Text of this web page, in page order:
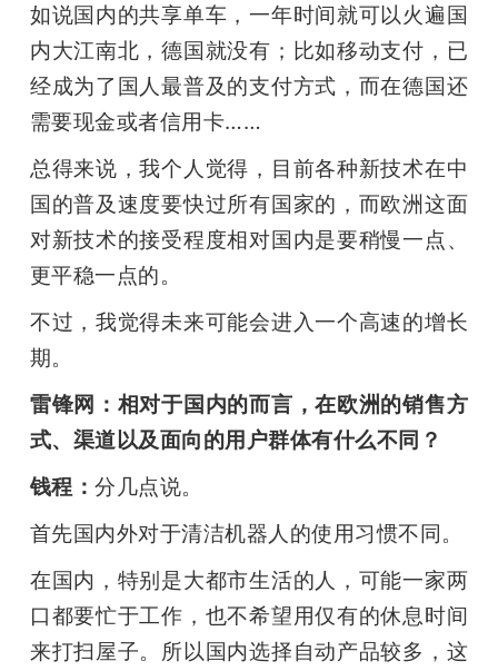
如说国内的共享单车，一年时间就可以火遍国
内大江南北，德国就没有；比如移动支付，已
经成为了国人最普及的支付方式，而在德国还
需要现金或者信用卡……
总得来说，我个人觉得，目前各种新技术在中
国的普及速度要快过所有国家的，而欧洲这面
对新技术的接受程度相对国内是要稍慢一点、
更平稳一点的。
不过，我觉得未来可能会进入一个高速的增长
期。
雷锋网：相对于国内的而言，在欧洲的销售方
式、渠道以及面向的用户群体有什么不同？
钱程：分几点说。
首先国内外对于清洁机器人的使用习惯不同。
在国内，特别是大都市生活的人，可能一家两
口都要忙于工作，也不希望用仅有的休息时间
来打扫屋子。所以国内选择自动产品较多，这